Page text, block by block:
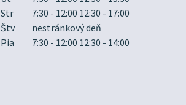
Str
7:30 - 12:00 12:30 - 17:00
Štv
nestránkový deň
Pia
7:30 - 12:00 12:30 - 14:00